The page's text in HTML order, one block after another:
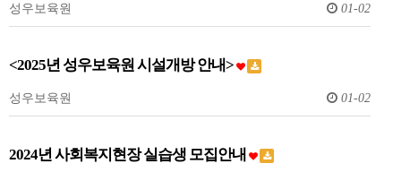
성우보육원 01-02
<2025년 성우보육원 시설개방 안내>
성우보육원 01-02
2024년 사회복지현장 실습생 모집안내